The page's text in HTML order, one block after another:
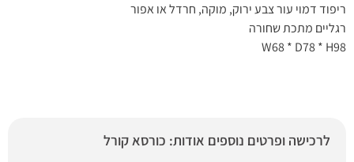
ריפוד דמוי עור צבע ירוק, מוקה, חרדל או אפור
רגליים מתכת שחורה
W68 * D78 * H98
לרכישה ופרטים נוספים אודות: כורסא קורל